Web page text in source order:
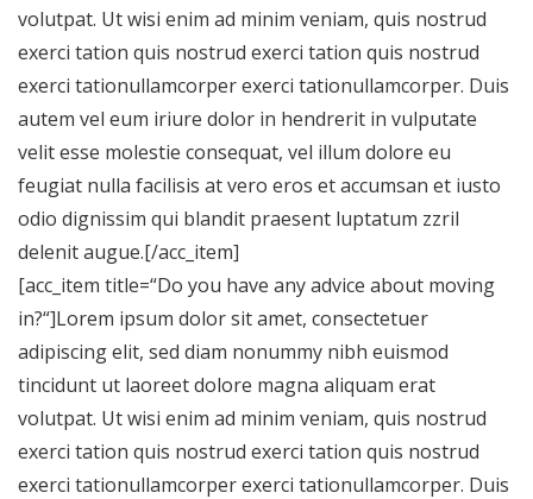
volutpat. Ut wisi enim ad minim veniam, quis nostrud
exerci tation quis nostrud exerci tation quis nostrud
exerci tationullamcorper exerci tationullamcorper. Duis
autem vel eum iriure dolor in hendrerit in vulputate
velit esse molestie consequat, vel illum dolore eu
feugiat nulla facilisis at vero eros et accumsan et iusto
odio dignissim qui blandit praesent luptatum zzril
delenit augue.[/acc_item]
[acc_item title=“Do you have any advice about moving
in?“]Lorem ipsum dolor sit amet, consectetuer
adipiscing elit, sed diam nonummy nibh euismod
tincidunt ut laoreet dolore magna aliquam erat
volutpat. Ut wisi enim ad minim veniam, quis nostrud
exerci tation quis nostrud exerci tation quis nostrud
exerci tationullamcorper exerci tationullamcorper. Duis